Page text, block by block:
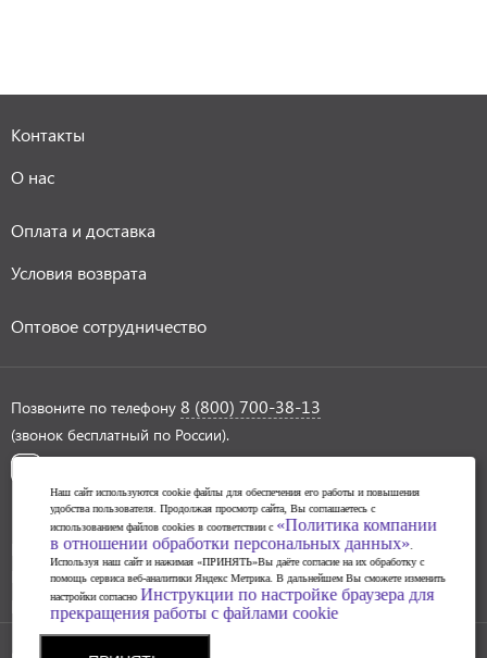
Контакты
О нас
Оплата и доставка
Условия возврата
Оптовое сотрудничество
Позвоните по телефону 8 (800) 700-38-13
(звонок бесплатный по России).
Политика обработки персональных данных
Инструкции по настройке браузера для прекращения
работы с файлами cookie
Наш сайт используются cookie файлы для обеспечения его работы и повышения
удобства пользователя. Продолжая просмотр сайта, Вы соглашаетесь с
использованием файлов cookies в соответствии с «Политика компании
в отношении обработки персональных данных»
Используя наш сайт и нажимая «ПРИНЯТЬ»Вы даёте согласие на их обработку с
помощь сервиса веб-аналитики Яндекс Метрика. В дальнейшем Вы сможете изменить
настройки согласно Инструкции по настройке браузера для
прекращения работы с файлами cookie